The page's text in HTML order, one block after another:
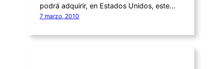
podrá adquirir, en Estados Unidos, este…
7 marzo, 2010